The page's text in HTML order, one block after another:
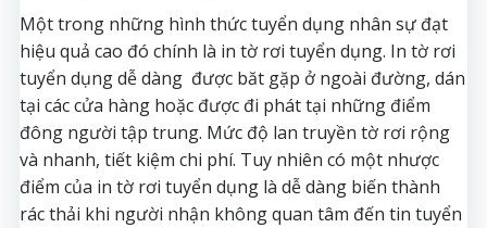
Một trong những hình thức tuyển dụng nhân sự đạt
hiệu quả cao đó chính là in tờ rơi tuyển dụng. In tờ rơi
tuyển dụng dễ dàng được băt gặp ở ngoài đường, dán
tại các cửa hàng hoặc được đi phát tại những điểm
đông người tập trung. Mức độ lan truyền tờ rơi rộng
và nhanh, tiết kiệm chi phí. Tuy nhiên có một nhược
điểm của in tờ rơi tuyển dụng là dễ dàng biến thành
rác thải khi người nhận không quan tâm đến tin tuyển